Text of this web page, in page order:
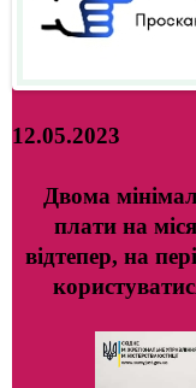
12.05.2023
Двома
плати на
відтепер, на